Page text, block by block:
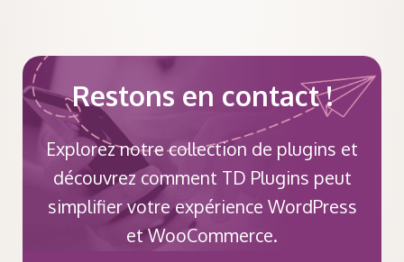
Restons en contact !
Explorez notre collection de plugins et
découvrez comment TD Plugins peut
simplifier votre expérience WordPress
et WooCommerce.